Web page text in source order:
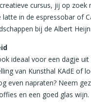
cursus, jij op
in de espressobar of
bij de Albert
ideaal voor een dagje
van Kunsthal KAdE of
even napraten? Neem
en een goed glas wijn.